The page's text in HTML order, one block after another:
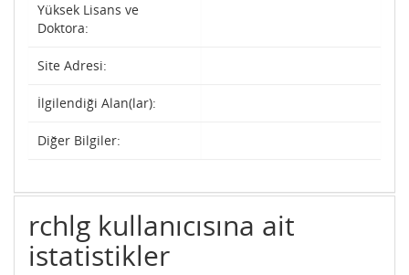
Yüksek Lisans ve
Doktora:
Site Adresi:
İlgilendiği Alan(lar):
Diğer Bilgiler:
rchlg kullanıcısına ait
istatistikler